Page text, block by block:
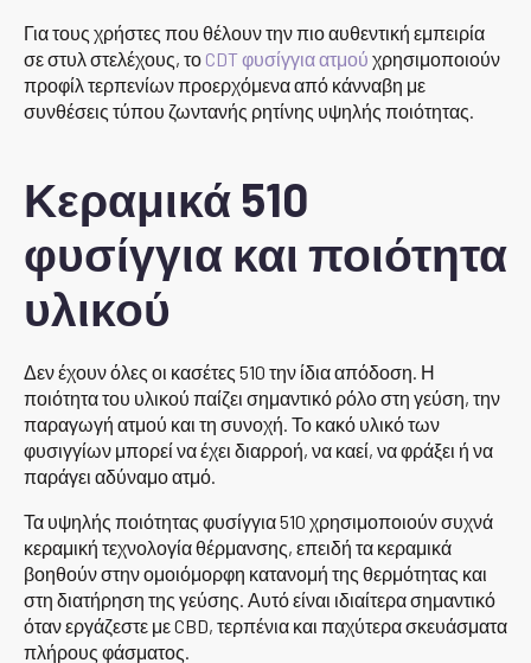
Για τους χρήστες που θέλουν την πιο αυθεντική εμπειρία
σε στυλ στελέχους, το CDT φυσίγγια ατμού χρησιμοποιούν
προφίλ τερπενίων προερχόμενα από κάνναβη με
συνθέσεις τύπου ζωντανής ρητίνης υψηλής ποιότητας.
Κεραμικά 510
φυσίγγια και ποιότητα
υλικού
Δεν έχουν όλες οι κασέτες 510 την ίδια απόδοση. Η
ποιότητα του υλικού παίζει σημαντικό ρόλο στη γεύση, την
παραγωγή ατμού και τη συνοχή. Το κακό υλικό των
φυσιγγίων μπορεί να έχει διαρροή, να καεί, να φράξει ή να
παράγει αδύναμο ατμό.
Τα υψηλής ποιότητας φυσίγγια 510 χρησιμοποιούν συχνά
κεραμική τεχνολογία θέρμανσης, επειδή τα κεραμικά
βοηθούν στην ομοιόμορφη κατανομή της θερμότητας και
στη διατήρηση της γεύσης. Αυτό είναι ιδιαίτερα σημαντικό
όταν εργάζεστε με CBD, τερπένια και παχύτερα σκευάσματα
πλήρους φάσματος.